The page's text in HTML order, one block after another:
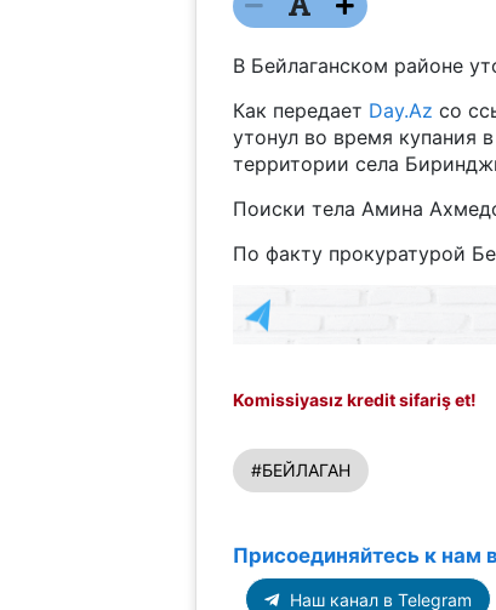
В Бейлаганском районе
Как передает Day.Az со
утонул во время купания
территории села
Поиски тела Амина
По факту прокуратурой
Komissiyasız kredit sifariş et!
#БЕЙЛАГАН
Присоединяйтесь к нам
Наш канал в Telegram